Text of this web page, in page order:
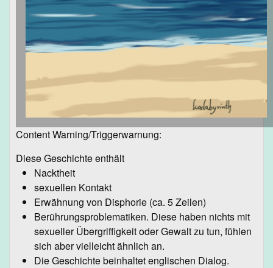
Content Warning/Triggerwarnung:
Diese Geschichte enthält
Nacktheit
sexuellen Kontakt
Erwähnung von Disphorie (ca. 5 Zeilen)
Berührungsproblematiken. Diese haben nichts mit
sexueller Übergriffigkeit oder Gewalt zu tun, fühlen
sich aber vielleicht ähnlich an.
Die Geschichte beinhaltet englischen Dialog.